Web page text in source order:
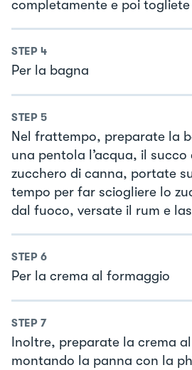
completamente e poi
STEP 4
Per la bagna
STEP 5
Nel frattempo, preparate la
una pentola l’acqua, il succo
zucchero di canna, portate
tempo per far sciogliere lo
dal fuoco, versate il rum e
STEP 6
Per la crema al formaggio
STEP 7
Inoltre, preparate la crema
montando la panna con la